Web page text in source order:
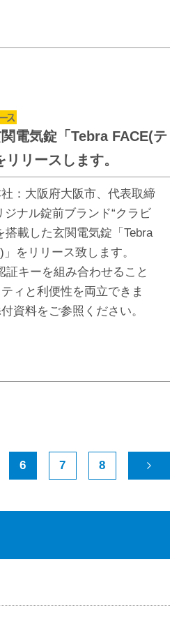
電気錠「Tebra FACE(テ
リースします。
：大阪府大阪市、代表取締
ナル錠前ブランド“クラビ
搭載した玄関電気錠「Tebra
をリリース致します。
証キーを組み合わせること
ィと利便性を両立できま
資料をご参照ください。
6 7 8